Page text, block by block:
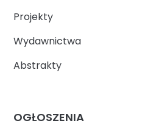
Projekty
Wydawnictwa
Abstrakty
OGŁOSZENIA